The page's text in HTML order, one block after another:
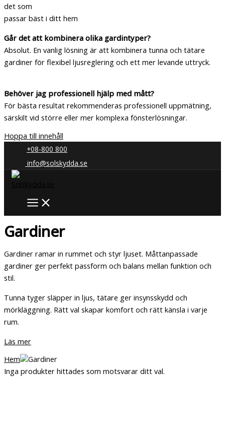
det som
passar bäst i ditt hem
Går det att kombinera olika gardintyper?
Absolut. En vanlig lösning är att kombinera tunna och tätare
gardiner för flexibel ljusreglering och ett mer levande uttryck.
Behöver jag professionell hjälp med mått?
För bästa resultat rekommenderas professionell uppmätning,
särskilt vid större eller mer komplexa fönsterlösningar.
Hoppa till innehåll
+08-800 800
info@solskydda.se
Gardiner
Gardiner ramar in rummet och styr ljuset. Måttanpassade
gardiner ger perfekt passform och balans mellan funktion och
stil.
Tunna tyger släpper in ljus, tätare ger insynsskydd och
mörkläggning. Rätt val skapar komfort och rätt känsla i varje
rum.
Läs mer
Hem
Gardiner
Inga produkter hittades som motsvarar ditt val.